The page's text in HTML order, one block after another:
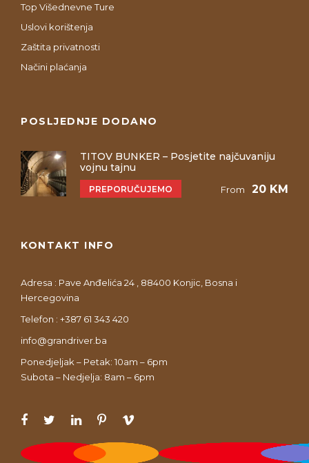
Top Višednevne Ture
Uslovi korištenja
Zaštita privatnosti
Načini plaćanja
POSLJEDNJE DODANO
TITOV BUNKER – Posjetite najčuvaniju
vojnu tajnu
PREPORUČUJEMO From 20 KM
KONTAKT INFO
Adresa : Pave Anđelića 24 , 88400 Konjic, Bosna i
Hercegovina
Telefon : +387 61 343 420
info@grandriver.ba
Ponedjeljak – Petak: 10am – 6pm
Subota – Nedjelja: 8am – 6pm